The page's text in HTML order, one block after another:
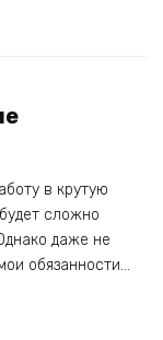
в крутую
сложно
даже не
обязанности…